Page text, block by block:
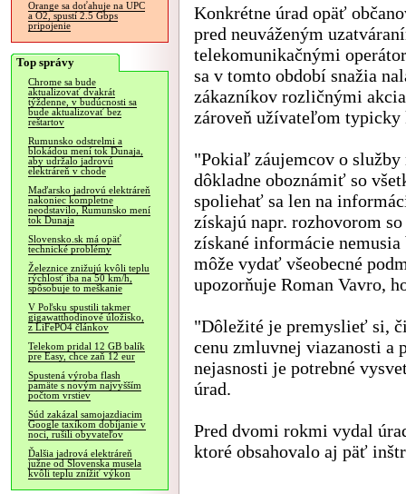
Orange sa doťahuje na UPC
a O2, spustí 2.5 Gbps
pripojenie
Top správy
Chrome sa bude
aktualizovať dvakrát
týždenne, v budúcnosti sa
bude aktualizovať bez
reštartov
Rumunsko odstrelmi a
blokádou mení tok Dunaja,
aby udržalo jadrovú
elektráreň v chode
Maďarsko jadrovú elektráreň
nakoniec kompletne
neodstavilo, Rumunsko mení
tok Dunaja
Slovensko.sk má opäť
technické problémy
Železnice znižujú kvôli teplu
rýchlosť iba na 50 km/h,
spôsobuje to meškanie
V Poľsku spustili takmer
gigawatthodinové úložisko,
z LiFePO4 článkov
Telekom pridal 12 GB balík
pre Easy, chce zaň 12 eur
Spustená výroba flash
pamäte s novým najvyšším
počtom vrstiev
Súd zakázal samojazdiacim
Google taxíkom dobíjanie v
noci, rušili obyvateľov
Ďalšia jadrová elektráreň
južne od Slovenska musela
kvôli teplu znížiť výkon
Konkrétne úrad opäť
pred neuváženým
telekomunikačnými
sa v tomto období snažia
zákazníkov rozličnými
zároveň užívateľom
"Pokiaľ záujemcov o
dôkladne oboznámiť so
spoliehať sa len na
získajú napr. rozhovorom
získané informácie
môže vydať všeobecné
upozorňuje Roman Vavro,
"Dôležité je premyslieť si,
cenu zmluvnej viazanosti a
nejasnosti je potrebné
úrad.
Pred dvomi rokmi vydal
ktoré obsahovalo aj päť